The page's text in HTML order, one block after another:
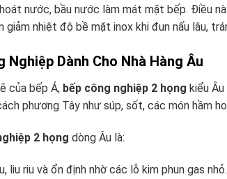
nước, bầu nước làm mát mặt bếp. Điều
giảm nhiệt độ bề mặt inox khi đun nấu lâu,
Nghiệp Dành Cho Nhà Hàng Âu
của bếp Á, bếp công nghiệp 2 họng kiểu
phương Tây như súp, sốt, các món hầm
2 họng dòng Âu là:
liu riu và ổn định nhờ các lỗ kim phun gas